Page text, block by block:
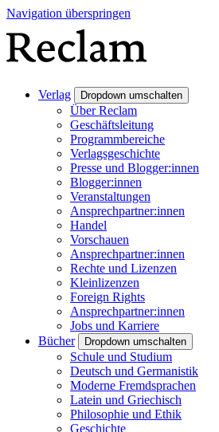
Navigation überspringen
Verlag Dropdown umschalten
Über Reclam
Geschäftsleitung
Programmbereiche
Verlagsgeschichte
Presse und Blogger:innen
Blogger:innen
Veranstaltungen
Ansprechpartner:innen
Handel
Vorschauen
Ansprechpartner:innen
Rechte und Lizenzen
Kleinlizenzen
Foreign Rights
Ansprechpartner:innen
Jobs und Karriere
Bücher
Dropdown umschalten
Schule und Studium
Deutsch und Germanistik
Moderne Fremdsprachen
Latein und Griechisch
Philosophie und Ethik
Geschichte